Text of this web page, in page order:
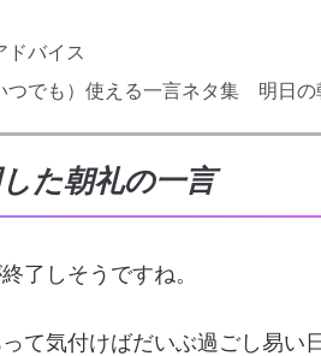
ドバイス
つでも）使える一言ネタ集 明日の
た朝礼の一言
了しそうですね。
て気付けばだいぶ過ごし易い